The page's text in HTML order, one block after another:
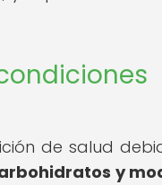
de salud
y